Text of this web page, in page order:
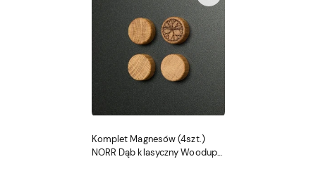
Komplet Magnesów (4szt.)
NORR Dąb klasyczny Woodupp